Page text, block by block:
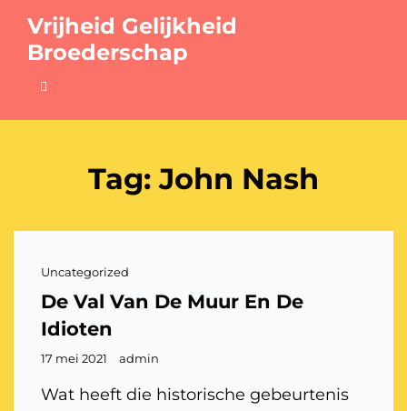
Vrijheid Gelijkheid
Broederschap
Tag:John Nash
Cat
Uncategorized
De Val Van De Muur En De
Idioten
Gepubliceerd
17 mei 2021 admin
Wat heeft die historische gebeurtenis